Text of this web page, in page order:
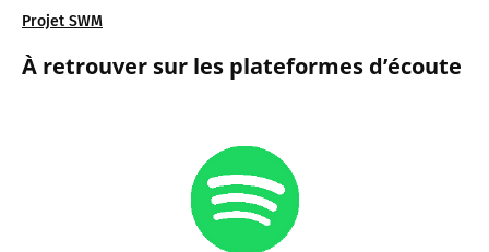
Projet SWM
À retrouver sur les plateformes d’écoute